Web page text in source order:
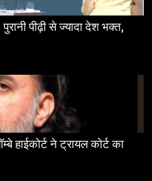
पीढ़ी से ज्यादा देश भक्त,
हाईकोर्ट ने ट्रायल कोर्ट का